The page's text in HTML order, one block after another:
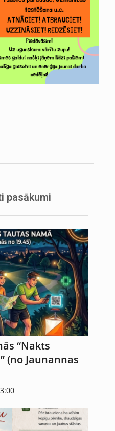
pasākumi
“Nakts
(no Jaunannas